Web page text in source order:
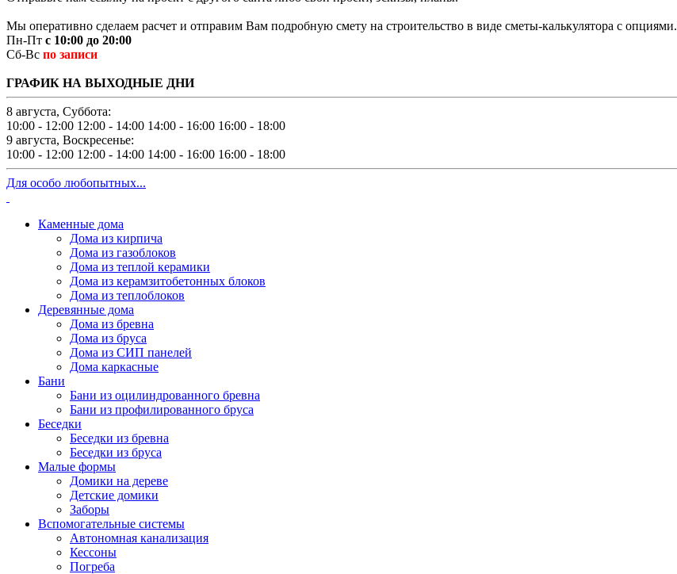
Мы оперативно сделаем расчет и отправим Вам подробную смету на строительство в виде сметы-калькулятора с опциями.
Пн-Пт с 10:00 до 20:00
Сб-Вс по записи
ГРАФИК НА ВЫХОДНЫЕ ДНИ
8 августа, Суббота:
10:00 - 12:00 12:00 - 14:00 14:00 - 16:00 16:00 - 18:00
9 августа, Воскресенье:
10:00 - 12:00 12:00 - 14:00 14:00 - 16:00 16:00 - 18:00
Для особо любопытных...
Каменные дома
Дома из кирпича
Дома из газоблоков
Дома из теплой керамики
Дома из керамзитобетонных блоков
Дома из теплоблоков
Деревянные дома
Дома из бревна
Дома из бруса
Дома из СИП панелей
Дома каркасные
Бани
Бани из оцилиндрованного бревна
Бани из профилированного бруса
Беседки
Беседки из бревна
Беседки из бруса
Малые формы
Домики на дереве
Детские домики
Заборы
Вспомогательные системы
Автономная канализация
Кессоны
Погреба